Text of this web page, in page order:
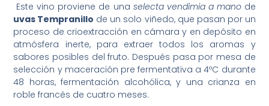
Este vino proviene de una selecta vendimia a manode
uvas Tempranillo de un solo viñedo, que pasan por un
proceso de crioextracción en cámara y en depósito en
atmósfera inerte, para extraer todos los aromas y
sabores posibles del fruto. Después pasa por mesa de
selección y maceración pre fermentativa a 4ºC durante
48 horas, fermentación alcohólica, y una crianza en
roble francés de cuatro meses.